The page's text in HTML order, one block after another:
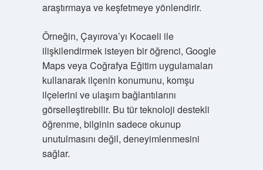
araştırmaya ve keşfetmeye yönlendirir.
Örneğin, Çayırova’yı Kocaeli ile
ilişkilendirmek isteyen bir öğrenci, Google
Maps veya Coğrafya Eğitim uygulamaları
kullanarak ilçenin konumunu, komşu
ilçelerini ve ulaşım bağlantılarını
görselleştirebilir. Bu tür teknoloji destekli
öğrenme, bilginin sadece okunup
unutulmasını değil, deneyimlenmesini
sağlar.